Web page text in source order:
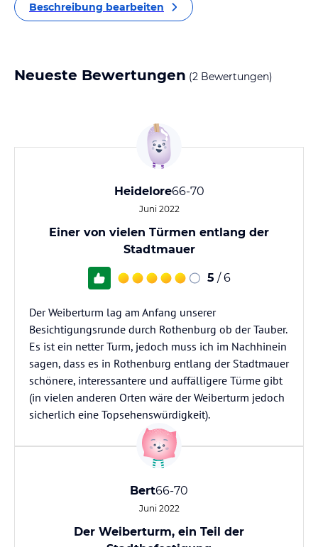
Beschreibung bearbeiten
Neueste Bewertungen (2 Bewertungen)
Heidelore66-70
Juni 2022
Einer von vielen Türmen entlang der
Stadtmauer
5 / 6
Der Weiberturm lag am Anfang unserer
Besichtigungsrunde durch Rothenburg ob der Tauber.
Es ist ein netter Turm, jedoch muss ich im Nachhinein
sagen, dass es in Rothenburg entlang der Stadtmauer
schönere, interessantere und auffälligere Türme gibt
(in vielen anderen Orten wäre der Weiberturm jedoch
sicherlich eine Topsehenswürdigkeit).
Bert66-70
Juni 2022
Der Weiberturm, ein Teil der